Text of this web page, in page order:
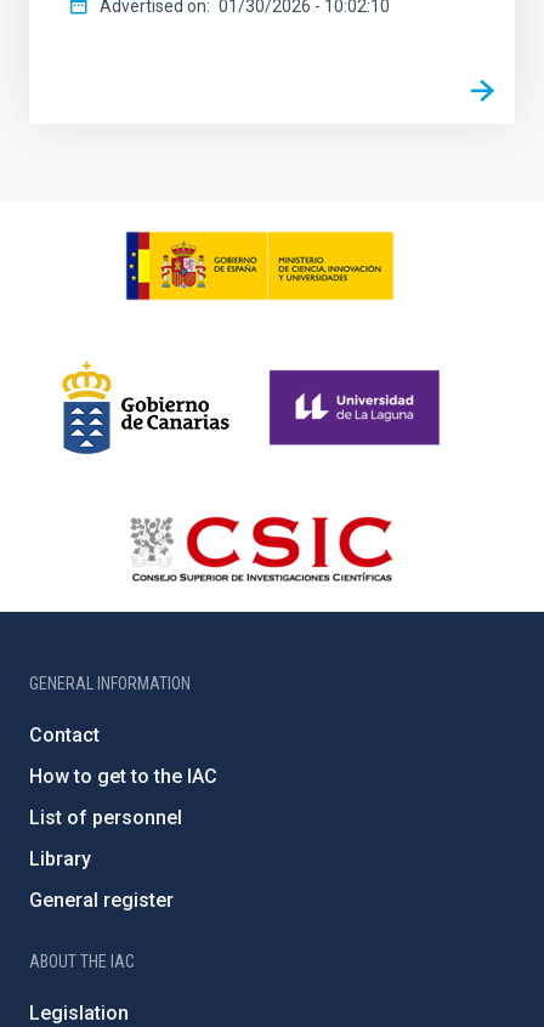
Advertised on 01/30/2026 - 10:02:10
GENERAL INFORMATION
Contact
How to get to the IAC
List of personnel
Library
General register
ABOUT THE IAC
Legislation